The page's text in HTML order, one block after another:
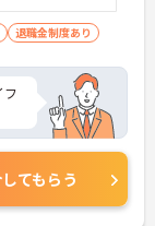
退職金制度あり
フ
てもらう